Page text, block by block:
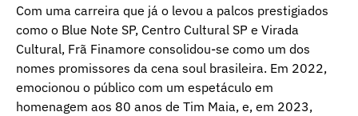
Com uma carreira que já o levou a palcos prestigiados
como o Blue Note SP, Centro Cultural SP e Virada
Cultural, Frã Finamore consolidou-se como um dos
nomes promissores da cena soul brasileira. Em 2022,
emocionou o público com um espetáculo em
homenagem aos 80 anos de Tim Maia, e, em 2023,